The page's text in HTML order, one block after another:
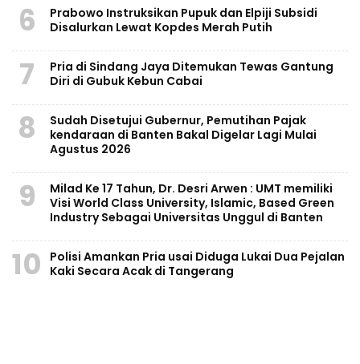
6
Prabowo Instruksikan Pupuk dan Elpiji Subsidi
Disalurkan Lewat Kopdes Merah Putih
7
Pria di Sindang Jaya Ditemukan Tewas Gantung
Diri di Gubuk Kebun Cabai
8
Sudah Disetujui Gubernur, Pemutihan Pajak
kendaraan di Banten Bakal Digelar Lagi Mulai
Agustus 2026
9
Milad Ke 17 Tahun, Dr. Desri Arwen : UMT memiliki
Visi World Class University, Islamic, Based Green
Industry Sebagai Universitas Unggul di Banten
10
Polisi Amankan Pria usai Diduga Lukai Dua Pejalan
Kaki Secara Acak di Tangerang